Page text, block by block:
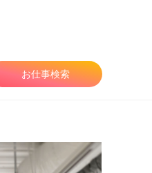
お仕事検索